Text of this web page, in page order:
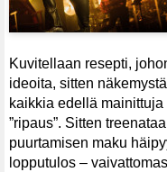
Kuvitellaan resepti,
ideoita, sitten
kaikkia edellä
”ripaus”. Sitten
puurtamisen maku
lopputulos –